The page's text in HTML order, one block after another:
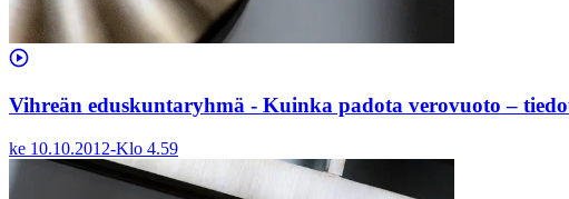
Vihreän eduskuntaryhmä - Kuinka padota verovuoto –
ke 10.10.2012-Klo 4.59